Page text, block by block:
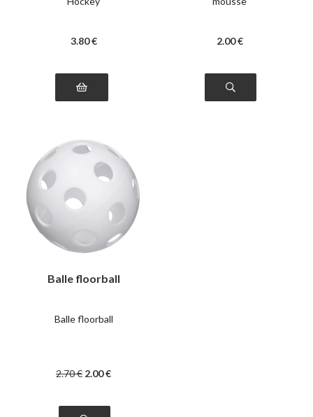
3.80 € 2.00 €
Balle floorball
Balle floorball
2.70€ 2.00€